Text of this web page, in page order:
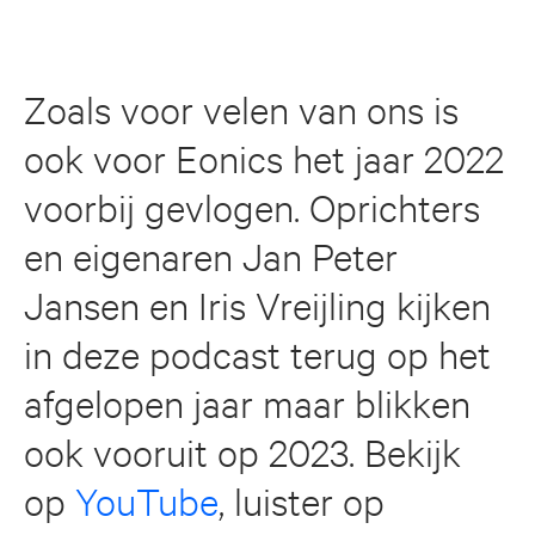
Zoals voor velen van ons is
ook voor Eonics het jaar 2022
voorbij gevlogen. Oprichters
en eigenaren Jan Peter
Jansen en Iris Vreijling kijken
in deze podcast terug op het
afgelopen jaar maar blikken
ook vooruit op 2023. Bekijk
op YouTube, luister op